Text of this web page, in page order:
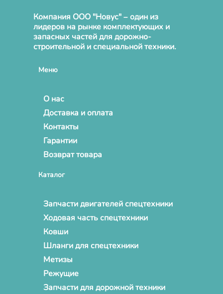
Компания ООО "Новус" – один из
лидеров на рынке комплектующих и
запасных частей для дорожно-
строительной и специальной техники.
Меню
О нас
Доставка и оплата
Контакты
Гарантии
Возврат товара
Каталог
Запчасти двигателей спецтехники
Ходовая часть спецтехники
Ковши
Шланги для спецтехники
Метизы
Режущие
Запчасти для дорожной техники